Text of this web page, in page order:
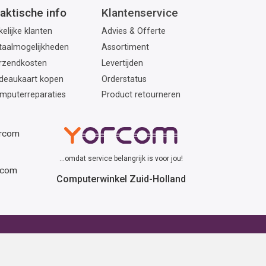
info
klanten
kopen
Klantenservice
Advies & Offerte
Assortiment
Levertijden
Orderstatus
Product retourneren
...omdat service belangrijk is voor jou!
Computerwinkel Zuid-Holland